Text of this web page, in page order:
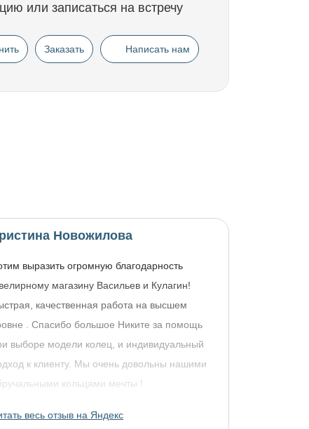
или записаться на встречу
Заказать Написать нам
Новожилова
выразить огромную благодарность
магазину Васильев и Кулагин!
качественная работа на высшем
. Спасибо большое Никите за помощь
выборе модели колец, и индивидуальный
к клиенту. Мы очень довольны нашими
кольцами мечты !
весь отзыв на Яндекс